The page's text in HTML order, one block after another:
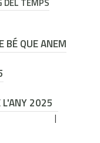
BÉ QUE ANEM
L'ANY 2025